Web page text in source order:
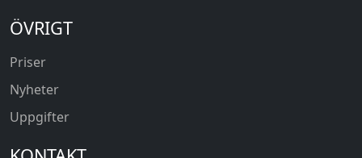
ÖVRIGT
Priser
Nyheter
Uppgifter